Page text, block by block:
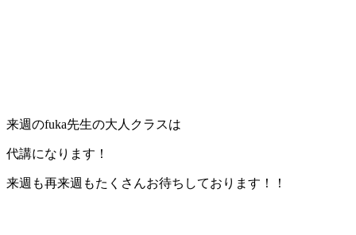
来週のfuka先生の大人クラスは
代講になります！
来週も再来週もたくさんお待ちしております！！